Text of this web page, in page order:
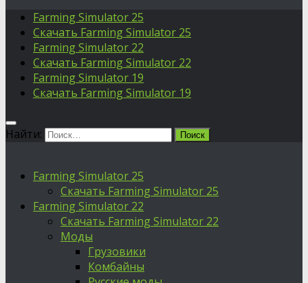
Farming Simulator 25
Скачать Farming Simulator 25
Farming Simulator 22
Скачать Farming Simulator 22
Farming Simulator 19
Скачать Farming Simulator 19
Найти:
Farming Simulator 25
Скачать Farming Simulator 25
Farming Simulator 22
Скачать Farming Simulator 22
Моды
Грузовики
Комбайны